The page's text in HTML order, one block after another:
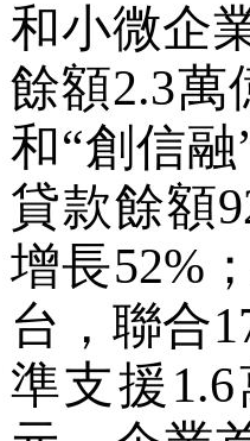
和小微企
餘額2.3萬
和“創信融
貸款餘額
增長52%
台，聯合
準支援1.6